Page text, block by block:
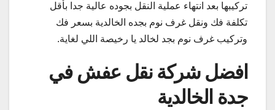
تركيبها بعد انتهاء عملية النقل بجوده عالية جدا بأقل
تكلفة فك ونقل غرف نوم بجده الخالدية بسعر فك
وتركيب غرف نوم بجد لخالد يا رخيصة اللي لغاية.
افضل شركة نقل عفش في
جدة الخالدية